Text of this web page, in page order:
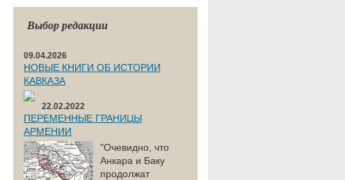
Выбор редакции
09.04.2026
НОВЫЕ КНИГИ ОБ ИСТОРИИ
КАВКАЗА
22.02.2022
ПЕРЕМЕННЫЕ ГРАНИЦЫ
АРМЕНИИ
"Очевидно, что
Анкара и Баку
продолжат